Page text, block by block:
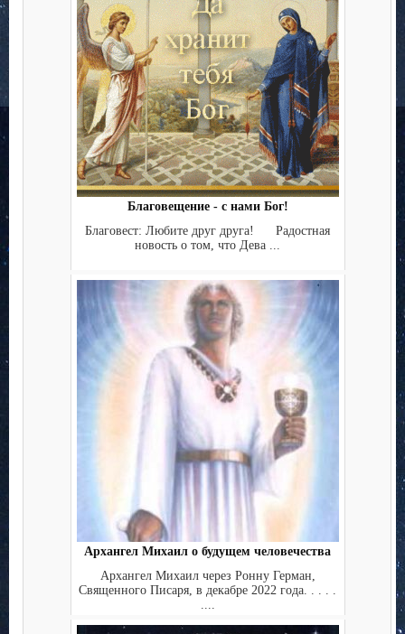
Благовещение - с нами Бог!
Благовест: Любите друг друга! Радостная
новость о том, что Дева ...
Архангел Михаил о будущем человечества
Архангел Михаил через Ронну Герман,
Священного Писаря, в декабре 2022 года. . . . .